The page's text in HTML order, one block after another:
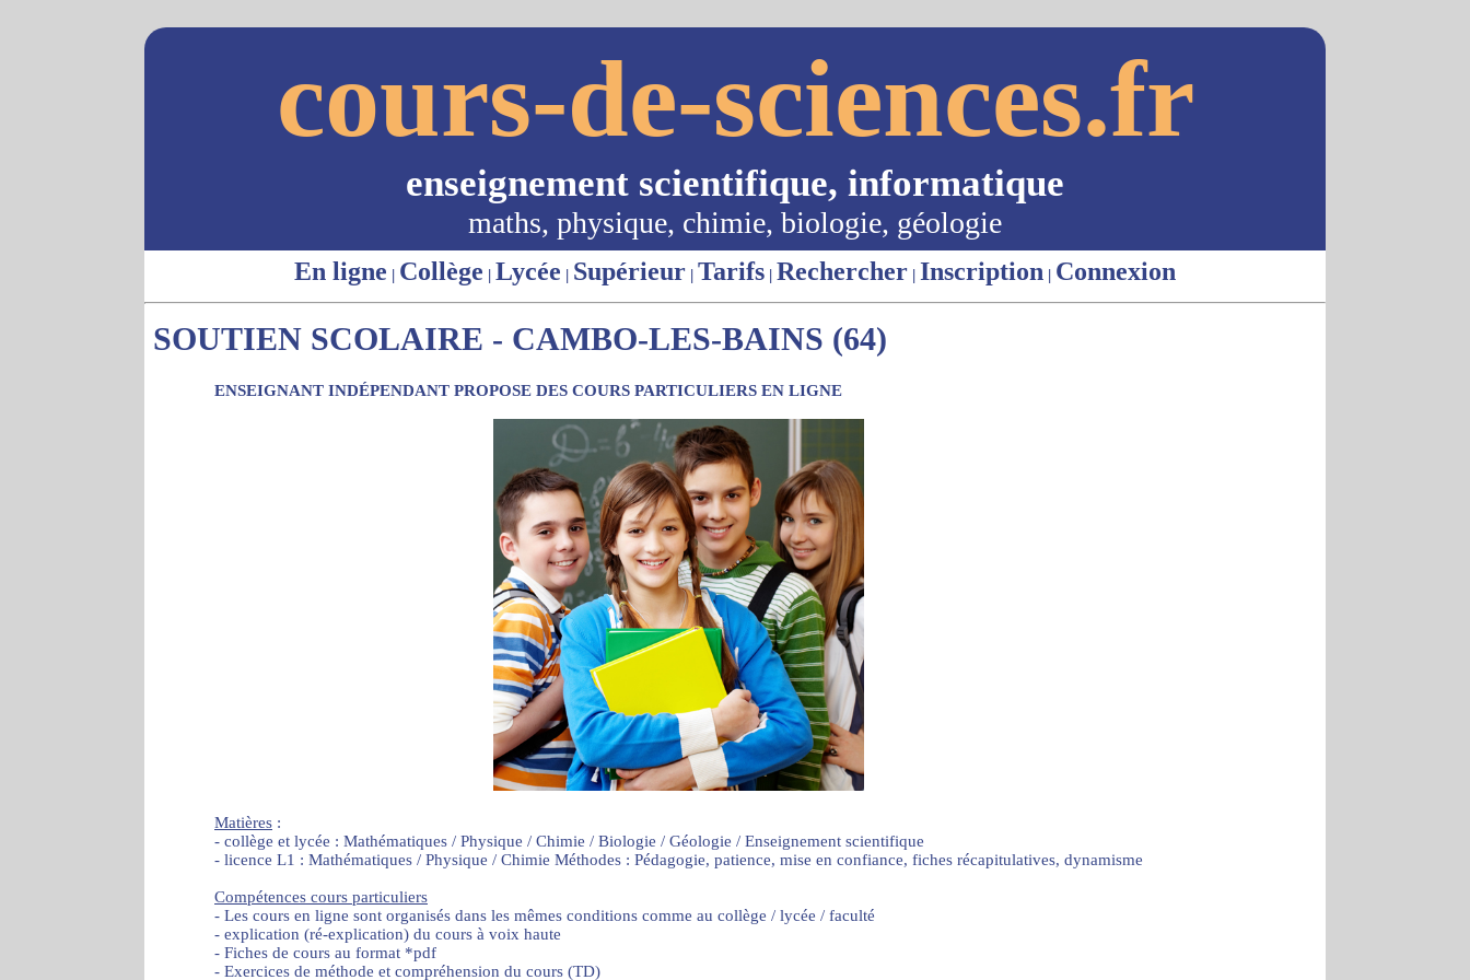
cours-de-sciences.fr
enseignement scientifique, informatique
maths, physique, chimie, biologie, géologie
En ligne | Collège | Lycée | Supérieur | Tarifs | Rechercher | Inscription | Connexion
SOUTIEN SCOLAIRE - CAMBO-LES-BAINS (64)
ENSEIGNANT INDÉPENDANT PROPOSE DES COURS PARTICULIERS EN LIGNE
Matières :
- collège et lycée : Mathématiques / Physique / Chimie / Biologie / Géologie / Enseignement scientifique
- licence L1 : Mathématiques / Physique / Chimie Méthodes : Pédagogie, patience, mise en confiance, fiches récapitulatives, dynamisme
Compétences cours particuliers
- Les cours en ligne sont organisés dans les mêmes conditions comme au collège / lycée / faculté
- explication (ré-explication) du cours à voix haute
- Fiches de cours au format *pdf
- Exercices de méthode et compréhension du cours (TD)